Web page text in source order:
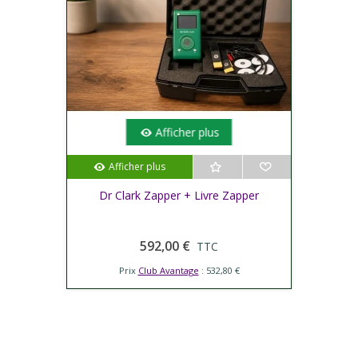
Afficher plus
Afficher plus
Dr Clark Zapper + Livre Zapper
592,00 € TTC
Prix Club Avantage : 532,80 €